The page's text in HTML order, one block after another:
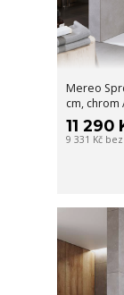
Mereo
cm, chrom
11 290
9 331 Kč bez